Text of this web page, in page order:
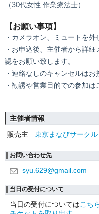
（30代女性 作業療法士）
【お願い事項】
・カメラオン、ミュートを外
・お申込後、主催者から詳
認をお願い致します。
・連絡なしのキャンセルはお
・勧誘や営業目的での参加は
主催者情報
販売主
東京まなびサークル
お問い合わせ先
syu.629@gmail.com
当日の受付について
当日の受付についてはこちら